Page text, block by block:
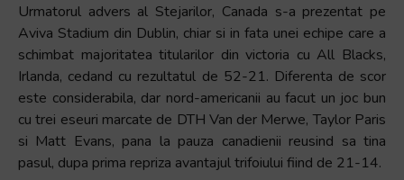
Urmatorul advers al Stejarilor, Canada s-a prezentat pe
Aviva Stadium din Dublin, chiar si in fata unei echipe care a
schimbat majoritatea titularilor din victoria cu All Blacks,
Irlanda, cedand cu rezultatul de 52-21. Diferenta de scor
este considerabila, dar nord-americanii au facut un joc bun
cu trei eseuri marcate de DTH Van der Merwe, Taylor Paris
si Matt Evans, pana la pauza canadienii reusind sa tina
pasul, dupa prima repriza avantajul trifoiului fiind de 21-14.